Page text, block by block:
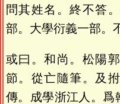
問其姓名。終不答
部。大學衍義一部。
或曰。和尚。松陽
節。從亡隨筆。及
傳。成學浙江人。爲